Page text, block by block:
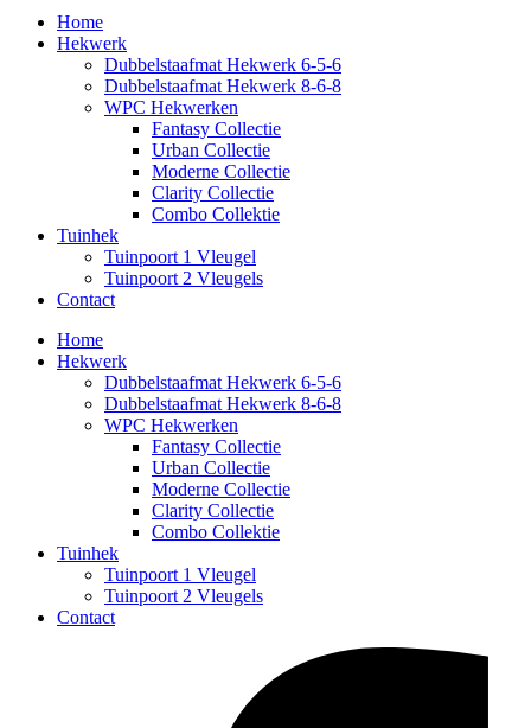
Home
Hekwerk
Dubbelstaafmat Hekwerk 6-5-6
Dubbelstaafmat Hekwerk 8-6-8
WPC Hekwerken
Fantasy Collectie
Urban Collectie
Moderne Collectie
Clarity Collectie
Combo Collektie
Tuinhek
Tuinpoort 1 Vleugel
Tuinpoort 2 Vleugels
Contact
Home
Hekwerk
Dubbelstaafmat Hekwerk 6-5-6
Dubbelstaafmat Hekwerk 8-6-8
WPC Hekwerken
Fantasy Collectie
Urban Collectie
Moderne Collectie
Clarity Collectie
Combo Collektie
Tuinhek
Tuinpoort 1 Vleugel
Tuinpoort 2 Vleugels
Contact